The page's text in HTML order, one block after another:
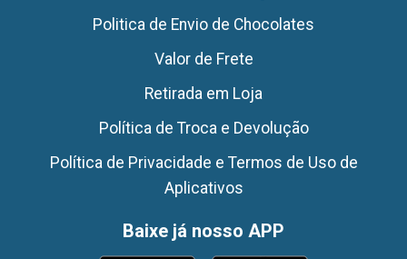
Politica de Envio de Chocolates
Valor de Frete
Retirada em Loja
Política de Troca e Devolução
Política de Privacidade e Termos de Uso de
Aplicativos
Baixe já nosso APP